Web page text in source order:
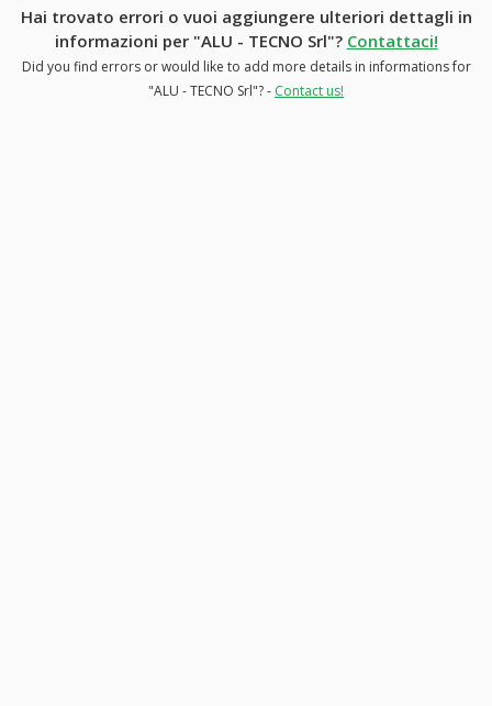
Hai trovato errori o vuoi aggiungere ulteriori dettagli in
informazioni per "ALU - TECNO Srl"? Contattaci!
Did you find errors or would like to add more details in informations for
"ALU - TECNO Srl"? - Contact us!